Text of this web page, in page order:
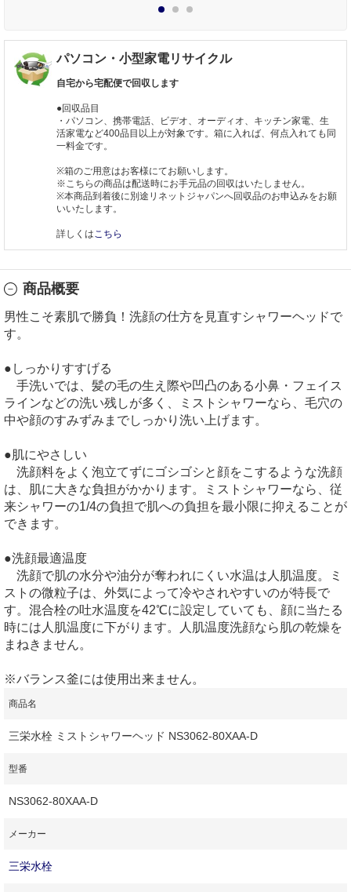
パソコン・小型家電リサイクル
自宅から宅配便で回収します
●回収品目
・パソコン、携帯電話、ビデオ、オーディオ、キッチン家電、生
活家電など400品目以上が対象です。箱に入れば、何点入れても同
一料金です。
※箱のご用意はお客様にてお願いします。
※こちらの商品は配送時にお手元品の回収はいたしません。
※本商品到着後に別途リネットジャパンへ回収品のお申込みをお願
いいたします。
詳しくはこちら
商品概要
男性こそ素肌で勝負！洗顔の仕方を見直すシャワーヘッドで
す。
●しっかりすすげる
手洗いでは、髪の毛の生え際や凹凸のある小鼻・フェイス
ラインなどの洗い残しが多く、ミストシャワーなら、毛穴の
中や顔のすみずみまでしっかり洗い上げます。
●肌にやさしい
洗顔料をよく泡立てずにゴシゴシと顔をこするような洗顔
は、肌に大きな負担がかかります。ミストシャワーなら、従
来シャワーの1/4の負担で肌への負担を最小限に抑えることが
できます。
●洗顔最適温度
洗顔で肌の水分や油分が奪われにくい水温は人肌温度。ミ
ストの微粒子は、外気によって冷やされやすいのが特長で
す。混合栓の吐水温度を42℃に設定していても、顔に当たる
時には人肌温度に下がります。人肌温度洗顔なら肌の乾燥を
まねきません。
※バランス釜には使用出来ません。
商品名
三栄水栓 ミストシャワーヘッド NS3062-80XAA-D
型番
NS3062-80XAA-D
メーカー
三栄水栓